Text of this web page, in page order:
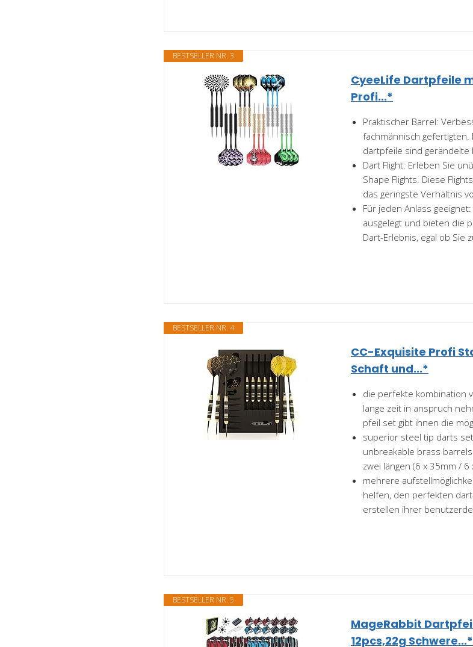
BESTSELLER NR. 3
CyeeLife Dartpfeile
Profi...*
Praktischer Barrel:
fachmännisch
dartpfeile sind gerändelte
Dart Flight: Erleben Sie
Shape Flights. Diese
das geringste Verhältnis
Für jeden Anlass
ausgelegt und bieten die
Dart-Erlebnis, egal ob Sie
BESTSELLER NR. 4
CC-Exquisite Profi
Schaft und...*
die perfekte kombination
lange zeit in anspruch
pfeil set gibt ihnen die
superior steel tip darts
unbreakable brass
zwei längen (6 x 35mm / 6
mehrere
helfen, den perfekten
erstellen ihrer
BESTSELLER NR. 5
MageRabbit
12pcs,22g Schwere...*